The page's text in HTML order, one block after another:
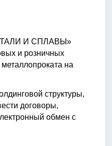
И СПЛАВЫ»
и розничных
на
структуры,
договоры,
обмен с